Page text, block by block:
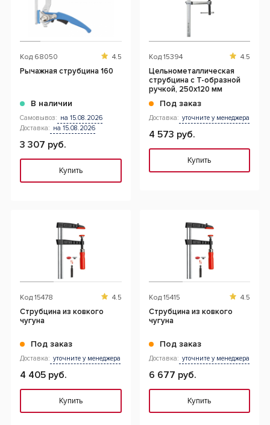
Код 68050 4.5
Рычажная струбцина 160
В наличии
Самовывоз: на 15.08.2026
Доставка: на 15.08.2026
3 307 руб.
Купить
Код 15394 4.5
Цельнометаллическая
струбцина с Т-образной
ручкой, 250х120 мм
Под заказ
Доставка: уточните у менеджера
4 573 руб.
Купить
Код 15478 4.5
Струбцина из ковкого
чугуна
Под заказ
Доставка: уточните у менеджера
4 405 руб.
Купить
Код 15415 4.5
Струбцина из ковкого
чугуна
Под заказ
Доставка: уточните у менеджера
6 677 руб.
Купить